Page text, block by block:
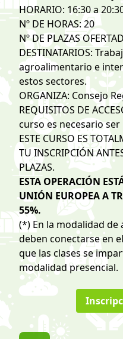
HORARIO: 16:30 a
Nº DE HORAS: 20
Nº DE PLAZAS
DESTINATARIOS:
agroalimentario e
estos sectores.
ORGANIZA: Consejo
REQUISITOS DE
curso es necesario
ESTE CURSO ES
TU INSCRIPCIÓN
PLAZAS.
ESTA OPERACIÓN
UNIÓN EUROPEA A
55%.
(*) En la modalidad
deben conectarse en
que las clases se
modalidad presencial.